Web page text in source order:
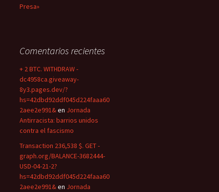
Presa»
Comentarios recientes
+ 2 BTC. WITHDRAW -
dc4958ca.giveaway-
8y3.pages.dev/?
hs=42dbd92ddf045d224faaa60
2aee2e991&en Jornada
Antirracista: barrios unidos
contra el fascismo
Transaction 236,538 $. GET -
graph.org/BALANCE-3682444-
USD-04-21-2?
hs=42dbd92ddf045d224faaa60
2aee2e991&en Jornada